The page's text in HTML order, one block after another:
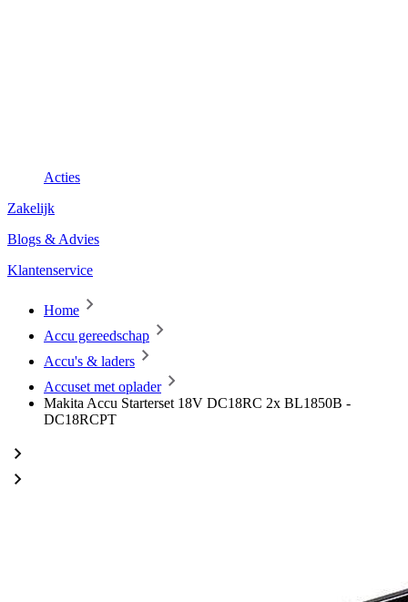
Acties
Zakelijk
Blogs & Advies
Klantenservice
Home
Accu gereedschap
Accu's & laders
Accuset met oplader
Makita Accu Starterset 18V DC18RC 2x BL1850B -
DC18RCPT